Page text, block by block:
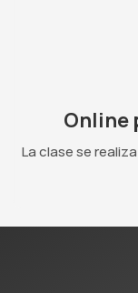
Online
La clase se